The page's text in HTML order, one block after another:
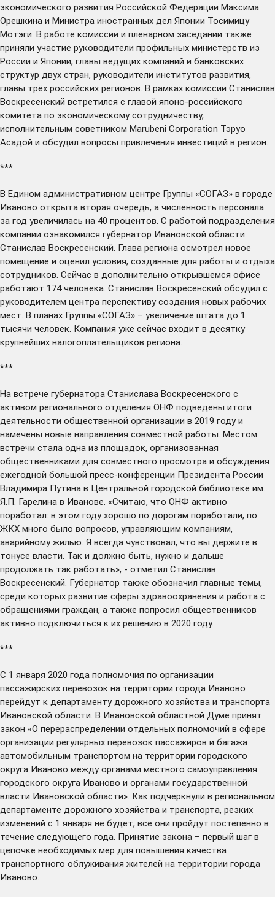
экономического развития Российской Федерации Максима
Орешкина и Министра иностранных дел Японии Тосимицу
Мотэги. В работе комиссии и пленарном заседании также
приняли участие руководители профильных министерств из
России и Японии, главы ведущих компаний и банковских
структур двух стран, руководители институтов развития,
главы трёх российских регионов. В рамках комиссии Станислав
Воскресенский встретился с главой японо-российского
комитета по экономическому сотрудничеству,
исполнительным советником Marubeni Corporation Тэруо
Асадой и обсудил вопросы привлечения инвестиций в регион.
***
В Едином административном центре Группы «СОГАЗ» в городе
Иваново открыта вторая очередь, а численность персонала
за год увеличилась на 40 процентов. С работой подразделения
компании ознакомился губернатор Ивановской области
Станислав Воскресенский. Глава региона осмотрел новое
помещение и оценил условия, созданные для работы и отдыха
сотрудников. Сейчас в дополнительно открывшемся офисе
работают 174 человека. Станислав Воскресенский обсудил с
руководителем центра перспективу создания новых рабочих
мест. В планах Группы «СОГАЗ» – увеличение штата до 1
тысячи человек. Компания уже сейчас входит в десятку
крупнейших налогоплательщиков региона.
***
На встрече губернатора Станислава Воскресенского с
активом регионального отделения ОНФ подведены итоги
деятельности общественной организации в 2019 году и
намечены новые направления совместной работы. Местом
встречи стала одна из площадок, организованная
общественниками для совместного просмотра и обсуждения
ежегодной большой пресс-конференции Президента России
Владимира Путина в Центральной городской библиотеке им.
Я.П. Гарелина в Иванове. «Считаю, что ОНФ активно
поработал: в этом году хорошо по дорогам поработали, по
ЖКХ много было вопросов, управляющим компаниям,
аварийному жилью. Я всегда чувствовал, что вы держите в
тонусе власти. Так и должно быть, нужно и дальше
продолжать так работать», - отметил Станислав
Воскресенский. Губернатор также обозначил главные темы,
среди которых развитие сферы здравоохранения и работа с
обращениями граждан, а также попросил общественников
активно подключиться к их решению в 2020 году.
***
С 1 января 2020 года полномочия по организации
пассажирских перевозок на территории города Иваново
перейдут к департаменту дорожного хозяйства и транспорта
Ивановской области. В Ивановской областной Думе принят
закон «О перераспределении отдельных полномочий в сфере
организации регулярных перевозок пассажиров и багажа
автомобильным транспортом на территории городского
округа Иваново между органами местного самоуправления
городского округа Иваново и органами государственной
власти Ивановской области». Как подчеркнули в региональном
департаменте дорожного хозяйства и транспорта, резких
изменений с 1 января не будет, все они пройдут постепенно в
течение следующего года. Принятие закона – первый шаг в
цепочке необходимых мер для повышения качества
транспортного облуживания жителей на территории города
Иваново.